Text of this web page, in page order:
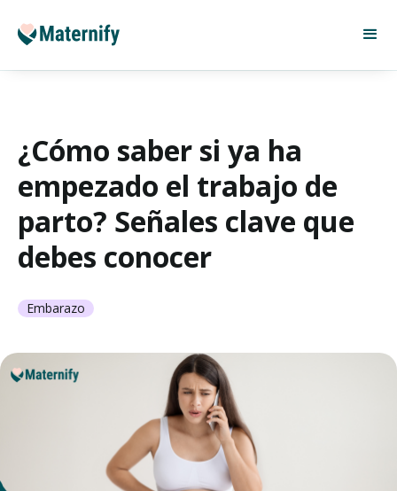
¿Cómo saber si ya ha
empezado el trabajo de
parto? Señales clave que
debes conocer
Embarazo